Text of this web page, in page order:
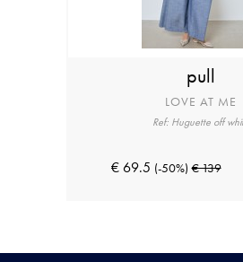
pull
LOVE AT ME
Ref: Huguette off
€ 69.5 (-50%) € 139